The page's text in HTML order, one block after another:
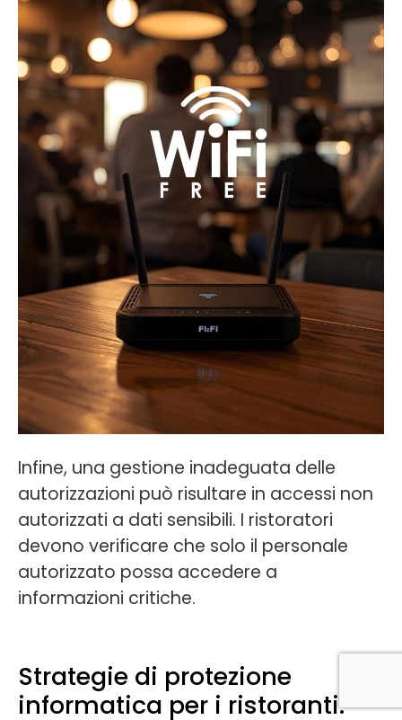
Infine, una gestione inadeguata delle
autorizzazioni può risultare in accessi non
autorizzati a dati sensibili. I ristoratori
devono verificare che solo il personale
autorizzato possa accedere a
informazioni critiche.
Strategie di protezione
informatica per i ristoranti: